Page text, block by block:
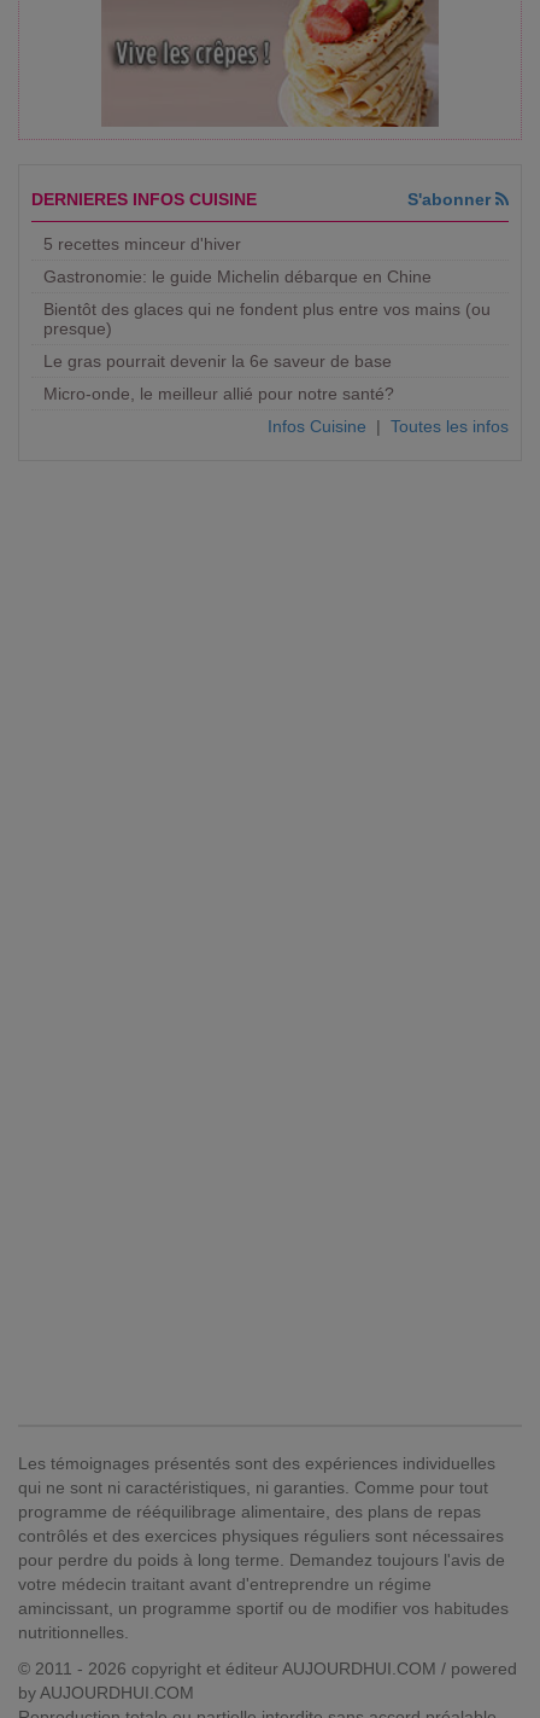
DERNIERES INFOS CUISINE S'abonner
5 recettes minceur d'hiver
Gastronomie: le guide Michelin débarque en Chine
Bientôt des glaces qui ne fondent plus entre vos mains (ou
presque)
Le gras pourrait devenir la 6e saveur de base
Micro-onde, le meilleur allié pour notre santé?
Infos Cuisine | Toutes les infos
Les témoignages présentés sont des expériences individuelles
qui ne sont ni caractéristiques, ni garanties. Comme pour tout
programme de rééquilibrage alimentaire, des plans de repas
contrôlés et des exercices physiques réguliers sont nécessaires
pour perdre du poids à long terme. Demandez toujours l'avis de
votre médecin traitant avant d'entreprendre un régime
amincissant, un programme sportif ou de modifier vos habitudes
nutritionnelles.
© 2011 - 2026 copyright et éditeur AUJOURDHUI.COM / powered
by AUJOURDHUI.COM